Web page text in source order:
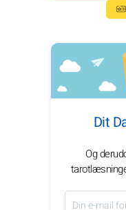
Dit
Og